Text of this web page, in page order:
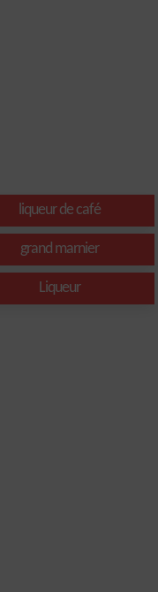
liqueur de café
grand marnier
Liqueur